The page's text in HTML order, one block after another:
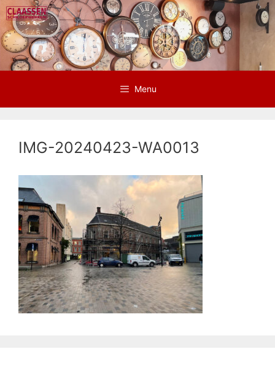
Ga
naar
de
inhoud
Menu
IMG-20240423-WA0013